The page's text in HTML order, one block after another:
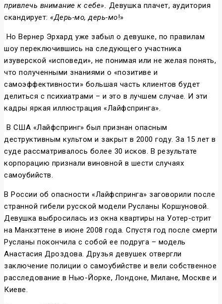
привлечь внимание к себе». Девушка плачет, аудитория
скандирует: «Дерь-мо, дерь-мо!»
Но Вернер Эрхард уже забыл о девушке, по правилам
шоу переключившись на следующего участника
изуверской «исповеди», не понимая или не желая понять,
что полученными знаниями о «позитиве и
самоэффективности» большая часть клиентов будет
делиться с психиатрами – и это в лучшем случае. И эти
кадры яркая иллюстрация «Лайфспринга».
В США «Лайфспринг» был признан опасным
деструктивным культом и закрыт в 2000 году. За 15 лет в
суде рассматривалось более 30 исков. В результате
корпорацию признали виновной в шести случаях
самоубийств.
В России об опасности «Лайфспринга» заговорили после
странной гибели русской модели Русланы Коршуновой.
Девушка выбросилась из окна квартиры на Уотер-стрит
на Манхэттене в июне 2008 года. Спустя год после смерти
Русланы покончила с собой ее подруга – модель
Анастасия Дроздова. Друзья девушек отвергли
заключение полиции о самоубийстве и вели собственное
расследование в Нью-Йорке, Лондоне, Милане, Москве и
Киеве.